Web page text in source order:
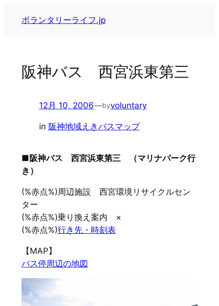
ボランタリーライフ.jp
阪神バス 西宮浜東第三
12月 10, 2006—byvoluntary
in 阪神地域えきバスマップ
■阪神バス 西宮浜東第三 （マリナパーク行
き）
(%赤点%)周辺施設 西宮環境リサイクルセン
ター
(%赤点%)乗り換え案内 ×
(%赤点%)行き先・時刻表
【MAP】
バス停周辺の地図